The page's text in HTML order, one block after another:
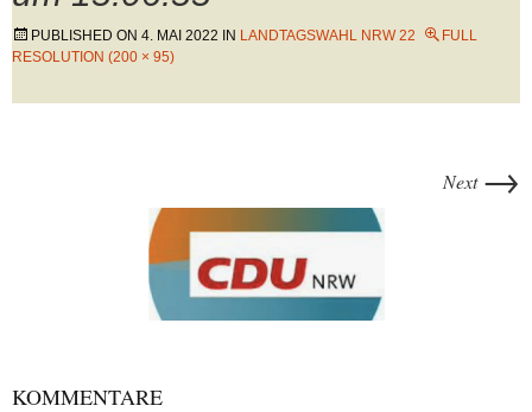
PUBLISHED ON 4. MAI 2022 IN LANDTAGSWAHL NRW 22
FULL
RESOLUTION (200 × 95)
Next →
KOMMENTARE